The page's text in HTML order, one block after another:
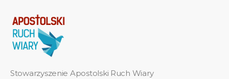
Stowarzyszenie Apostolski Ruch Wiary